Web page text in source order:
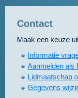
Contact
Maak een keuze
Informatie
Aanmelden als
Lidmaatschap
Gegevens